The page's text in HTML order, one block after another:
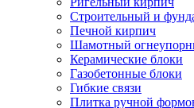
Строительный и
Печной кирпич
Шамотный
Керамические блоки
Газобетонные блоки
Гибкие связи
Плитка ручной